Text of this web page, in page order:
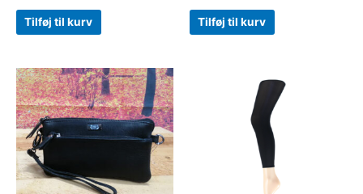
Tilføj til kurv Tilføj til kurv